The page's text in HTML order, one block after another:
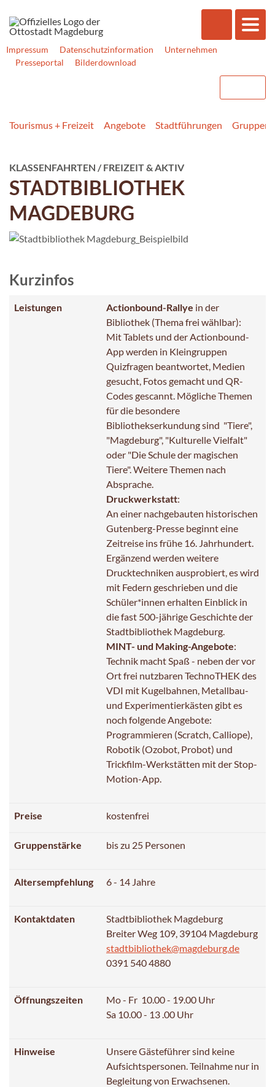
Impressum Datenschutzinformation
Unternehmen
Presseportal
Bilderdownload
Tourismus + Freizeit Angebote Stadtführungen
KLASSENFAHRTEN / FREIZEIT & AKTIV
STADTBIBLIOTHEK
MAGDEBURG
Kurzinfos
Leistungen Actionbound-Rallye in der
Bibliothek (Thema frei wählbar):
Mit Tablets und der Actionbound-
App werden in Kleingruppen
Quizfragen beantwortet, Medien
gesucht, Fotos gemacht und QR-
Codes gescannt. Mögliche Themen
für die besondere
Bibliothekserkundung sind "Tiere",
"Magdeburg", "Kulturelle Vielfalt"
oder "Die Schule der magischen
Tiere". Weitere Themen nach
Absprache.
Druckwerkstatt:
An einer nachgebauten historischen
Gutenberg-Presse beginnt eine
Zeitreise ins frühe 16. Jahrhundert.
Ergänzend werden weitere
Drucktechniken ausprobiert, es wird
mit Federn geschrieben und die
Schüler*innen erhalten Einblick in
die fast 500-jährige Geschichte der
Stadtbibliothek Magdeburg.
MINT- und Making-Angebote:
Technik macht Spaß - neben der vor
Ort frei nutzbaren TechnoTHEK des
VDI mit Kugelbahnen, Metallbau-
und Experimentierkästen gibt es
noch folgende Angebote:
Programmieren (Scratch, Calliope),
Robotik (Ozobot, Probot) und
Trickfilm-Werkstätten mit der Stop-
Motion-App.
Preise kostenfrei
Gruppenstärke bis zu 25 Personen
Altersempfehlung 6 - 14 Jahre
Kontaktdaten
Stadtbibliothek Magdeburg
Breiter Weg 109, 39104 Magdeburg
stadtbibliothek@magdeburg.de
0391 540 4880
Öffnungszeiten
Mo - Fr 10.00 - 19.00 Uhr
Sa 10.00 - 13 .00 Uhr
Hinweise
Unsere Gästeführer sind keine
Aufsichtspersonen. Teilnahme nur in
Begleitung von Erwachsenen.